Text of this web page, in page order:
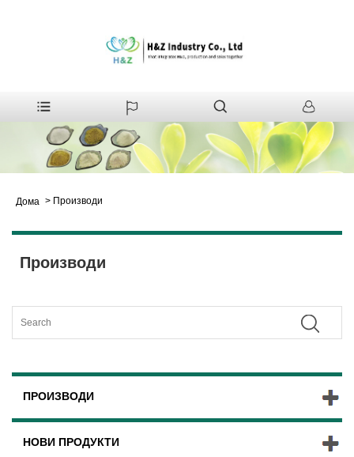
Дома > Производи
Производи
ПРОИЗВОДИ
НОВИ ПРОДУКТИ